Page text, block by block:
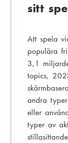
sitt
Att spela
populära
3,1
topics,
andra
eller
typer av